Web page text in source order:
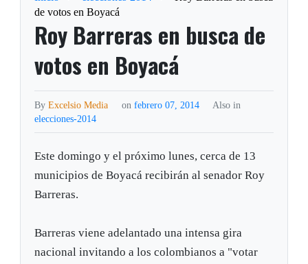
de votos en Boyacá
Roy Barreras en busca de
votos en Boyacá
ByExcelsio Media on febrero 07, 2014
Also in
elecciones-2014
Este domingo y el próximo lunes, cerca de 13
municipios de Boyacá recibirán al senador Roy
Barreras.
Barreras viene adelantado una intensa gira
nacional invitando a los colombianos a "votar